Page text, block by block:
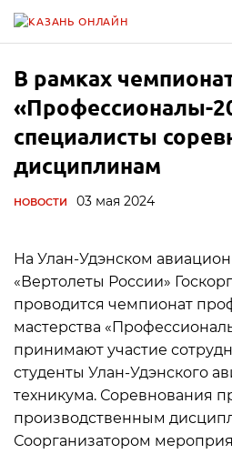
В рамках
«Профессионалы-
специалисты
дисциплинам
НОВОСТИ 03 мая 2024
На Улан-Удэнском
«Вертолеты России»
проводится чемпионат
мастерства
принимают участие
студенты Улан-Удэнского
техникума. Соревнования
производственным
Соорганизатором